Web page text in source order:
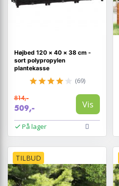
Højbed 120 × 40 × 38 cm -
sort polypropylen
plantekasse
(69)
814,-
509,- Vis
På lager
TILBUD